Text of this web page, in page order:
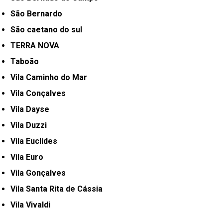
São Bernardo
São caetano do sul
TERRA NOVA
Taboão
Vila Caminho do Mar
Vila Conçalves
Vila Dayse
Vila Duzzi
Vila Euclides
Vila Euro
Vila Gonçalves
Vila Santa Rita de Cássia
Vila Vivaldi